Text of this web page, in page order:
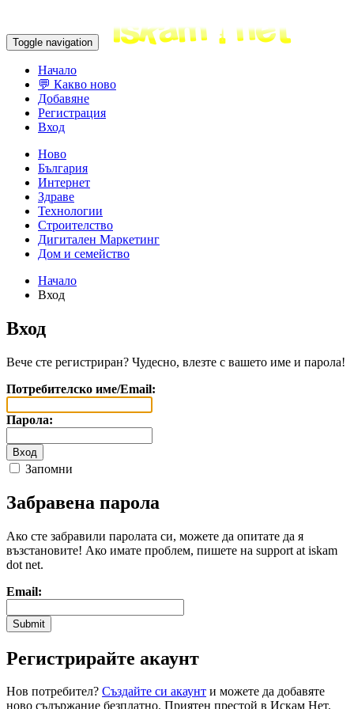
Toggle navigation
Начало
💬 Какво ново
Добавяне
Регистрация
Вход
Ново
България
Интернет
Здраве
Технологии
Строителство
Дигитален Маркетинг
Дом и семейство
Начало
Вход
Вход
Вече сте регистриран? Чудесно, влезте с вашето име и парола!
Потребителско име/Email:
Парола:
Запомни
Забравена парола
Ако сте забравили паролата си, можете да опитате да я
възстановите! Ако имате проблем, пишете на support at iskam
dot net.
Email:
Регистрирайте акаунт
Нов потребител? Създайте си акаунт и можете да добавяте
ново съдържание безплатно. Приятен престой в Искам Нет.